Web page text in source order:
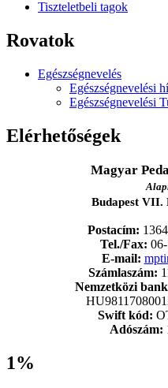
Tiszteletbeli tagok
Rovatok
Egészségnevelés
Egészségnevelési
Egészségnevelési
Elérhetőségek
Magyar
Budapest VII.
Postacím:
Tel./Fax:
E-mail:
Számlaszám:
Nemzetközi
Swift kód:
Adószám:
1%